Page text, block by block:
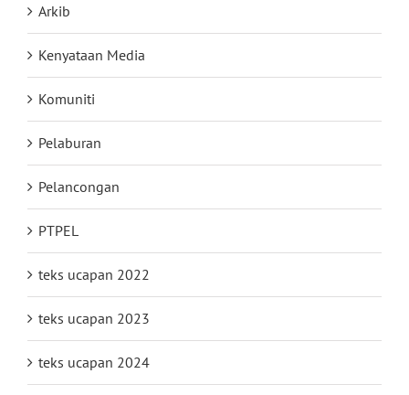
Arkib
Kenyataan Media
Komuniti
Pelaburan
Pelancongan
PTPEL
teks ucapan 2022
teks ucapan 2023
teks ucapan 2024